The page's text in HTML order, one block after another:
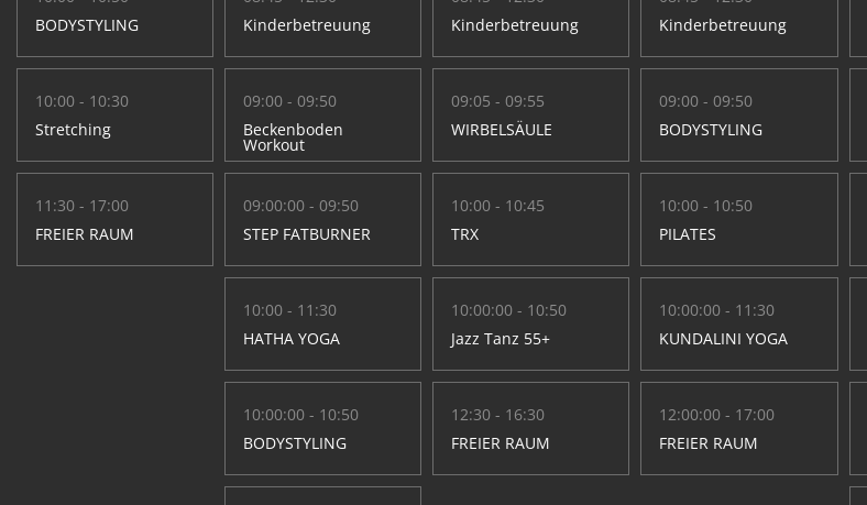
BODYSTYLING
10:00 - 10:30
Stretching
11:30 - 17:00
FREIER RAUM
Kinderbetreuung
09:00 - 09:50
Beckenboden
Workout
09:00:00 - 09:50
STEP FATBURNER
10:00 - 11:30
HATHA YOGA
10:00:00 - 10:50
BODYSTYLING
Kinderbetreuung
09:05 - 09:55
WIRBELSÄULE
10:00 - 10:45
TRX
10:00:00 - 10:50
Jazz Tanz 55+
12:30 - 16:30
FREIER RAUM
Kinderbetreuung
09:00 - 09:50
BODYSTYLING
10:00 - 10:50
PILATES
10:00:00 - 11:30
KUNDALINI YOGA
12:00:00 - 17:00
FREIER RAUM